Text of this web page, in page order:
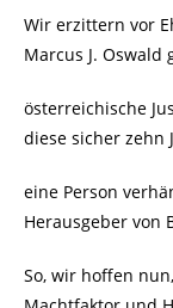
Wir erzittern vor
Marcus J. Oswald
österreichische
diese sicher zehn
eine Person
Herausgeber von
So, wir hoffen